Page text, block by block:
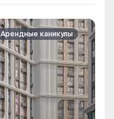
Арендные каникулы